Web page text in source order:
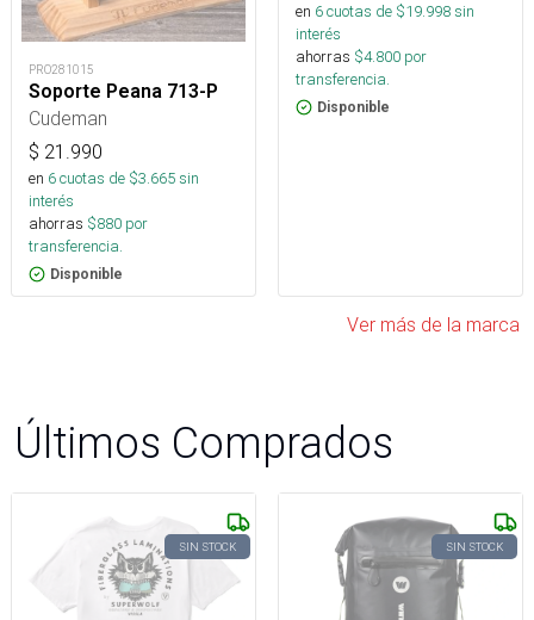
PRO281015
Soporte Peana 713-P
Cudeman
$ 21.990
en 6cuotas de $3.665sin
interés
ahorras $880 por
transferencia.
Disponible
en 6cuotas de $19.998sin
interés
ahorras $4.800 por
transferencia.
Disponible
Ver más de la marca
Últimos Comprados
SIN STOCK SIN STOCK